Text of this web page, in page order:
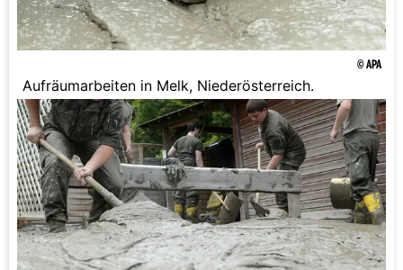
© APA
Aufräumarbeiten in Melk, Niederösterreich.